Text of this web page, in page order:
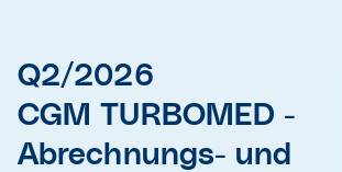
Q2/2026
CGM TURBOMED -
Abrechnungs- und